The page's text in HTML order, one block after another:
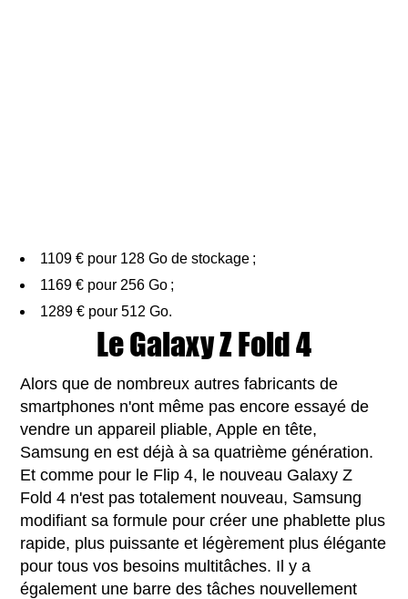
1109 € pour 128 Go de stockage ;
1169 € pour 256 Go ;
1289 € pour 512 Go.
Le Galaxy Z Fold 4
Alors que de nombreux autres fabricants de
smartphones n'ont même pas encore essayé de
vendre un appareil pliable, Apple en tête,
Samsung en est déjà à sa quatrième génération.
Et comme pour le Flip 4, le nouveau Galaxy Z
Fold 4 n'est pas totalement nouveau, Samsung
modifiant sa formule pour créer une phablette plus
rapide, plus puissante et légèrement plus élégante
pour tous vos besoins multitâches. Il y a
également une barre des tâches nouvellement